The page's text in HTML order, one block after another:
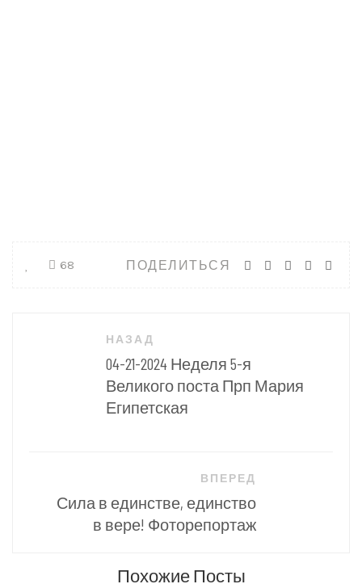
ПОДЕЛИТЬСЯ
68
НАЗАД
04-21-2024 Неделя 5-я
Великого поста Прп Мария
Египетская
ВПЕРЕД
Сила в единстве, единство
в вере! Фоторепортаж
Похожие Посты